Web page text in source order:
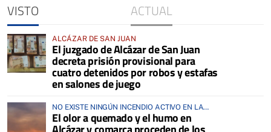
VISTO ACTUAL
ALCÁZAR DE SAN JUAN
El juzgado de Alcázar de San Juan
decreta prisión provisional para
cuatro detenidos por robos y estafas
en salones de juego
NO EXISTE NINGÚN INCENDIO ACTIVO EN LA
COMARCA
El olor a quemado y el humo en